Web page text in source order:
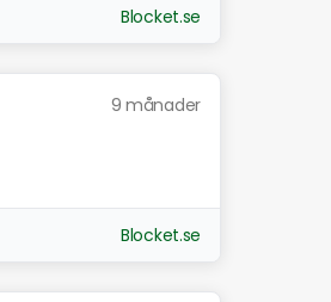
Blocket.se
9 månader
Blocket.se